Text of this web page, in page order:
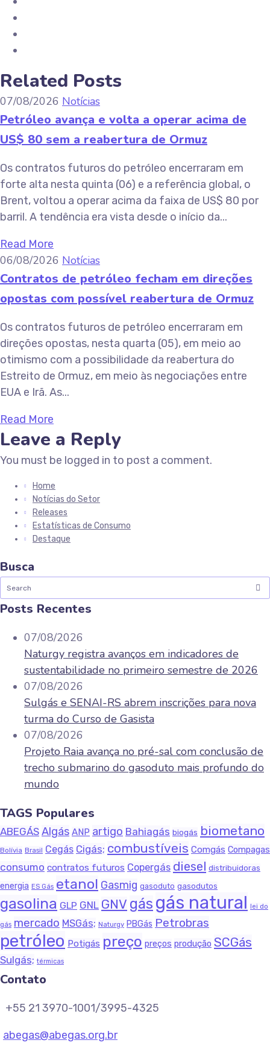
Related Posts
07/08/2026 Notícias
Petróleo avança e volta a operar acima de
US$ 80 sem a reabertura de Ormuz
Os contratos futuros do petróleo encerraram em
forte alta nesta quinta (06) e a referência global, o
Brent, voltou a operar acima da faixa de US$ 80 por
barril. A tendência era vista desde o início da...
Read More
06/08/2026 Notícias
Contratos de petróleo fecham em direções
opostas com possível reabertura de Ormuz
Os contratos futuros de petróleo encerraram em
direções opostas, nesta quarta (05), em meio ao
otimismo com a possibilidade da reabertura do
Estreito de Ormuz, em meio às negociações entre
EUA e Irã. As...
Read More
Leave a Reply
You must be logged in to post a comment.
Home
Notícias do Setor
Releases
Estatísticas de Consumo
Destaque
Busca
Posts Recentes
07/08/2026
Naturgy registra avanços em indicadores de
sustentabilidade no primeiro semestre de 2026
07/08/2026
Sulgás e SENAI-RS abrem inscrições para nova
turma do Curso de Gasista
07/08/2026
Projeto Raia avança no pré-sal com conclusão de
trecho submarino do gasoduto mais profundo do
mundo
TAGS Populares
ABEGÁS Algás ANP artigo Bahiagás biogás biometano
Bolívia Brasil Cegás Cigás; combustíveis Comgás Compagas
consumo contratos futuros Copergás diesel distribuidoras
energia ES Gás etanol Gasmig gasoduto gasodutos
gasolina GLP GNL GNV gás gás natural lei do
gás mercado MSGás; Naturgy PBGás Petrobras
petróleo Potigás preço preços produção SCGás
Sulgás; térmicas
Contato
+55 21 3970-1001/3995-4325
abegas@abegas.org.br